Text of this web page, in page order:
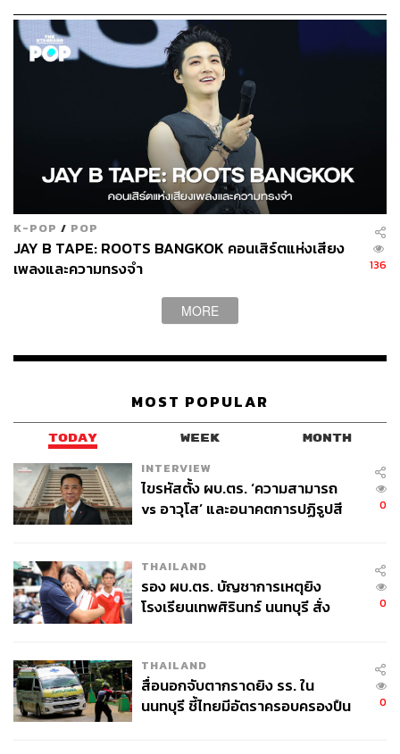
ตามด้วยค่าย 9Arkkhan ก่อตั้งโดย จ๋าย อิชณน์กร พึ่งเกียรติ
รัศมี โดยมี 8 ศิลปินภายใต้สังกัดได้แก่ Little John,
manutsawee, สามานย์, วิจิตรชน, มาณพ, Gandharva,
PINKIE และศิลปินใหม่ที่แฟนเพลงคุ้นหน้าคร่าตากันเป็น
อย่างดีที่เข้ามาเป็นพี่ใหญ่สุดของค่ายอย่าง วง ไททศมิตร
ถัดมาคือค่าย MACHg นำทีมบริหารโดย ก้อง ห้วยไร่ และ
แบงค์ รัฐวิชญ์ ประกอบไปด้วยศิลปินหน้าใหม่ ได้แก่ หนุ่ม ใจ
แสน, ชาชม เสาวคนธ์, วิว วัลนิกา, กอกี้ กวิสรา และ ปราง
วิทยาขจรเดช ผู้บริหารจาก BeOnCloud บริษัทผู้ผลิตซีรีส์และ
ใหม่ให้ก้าวข้ามขอบเขตของการเป็นเพียงนักร้อง แต่สามารถ
ต่อยอดสู่บทบาทในอุตสาหกรรมบันเทิงได้อย่างหลากหลาย
ทั้งนี้ ศิลปินจากรายการ True Academy Fantasia 2026 จะได้
รับโอกาสในการเซ็นสัญญาเป็นศิลปินภายใต้สังกัด Ennead
เพื่อเข้าสู่เส้นทางการทำงานในวงการบันเทิงอย่างเต็มรูปแบบ
K-POP / POP
JAY B TAPE: ROOTS BANGKOK คอนเสิร์ตแห่งเสียง
เพลงและความทรงจำ
136
MORE
MOST POPULAR
TODAY WEEK MONTH
INTERVIEW
ไขรหัสตั้ง ผบ.ตร. ‘ความสามารถ
vs อาวุโส’ และอนาคตการปฏิรูปสี
0
THAILAND
รอง ผบ.ตร. บัญชาการเหตุยิง
โรงเรียนเทพศิรินทร์ นนทบุรี สั่ง
0
THAILAND
สื่อนอกจับตากราดยิง รร. ใน
นนทบุรี ชี้ไทยมีอัตราครอบครองปืน
0